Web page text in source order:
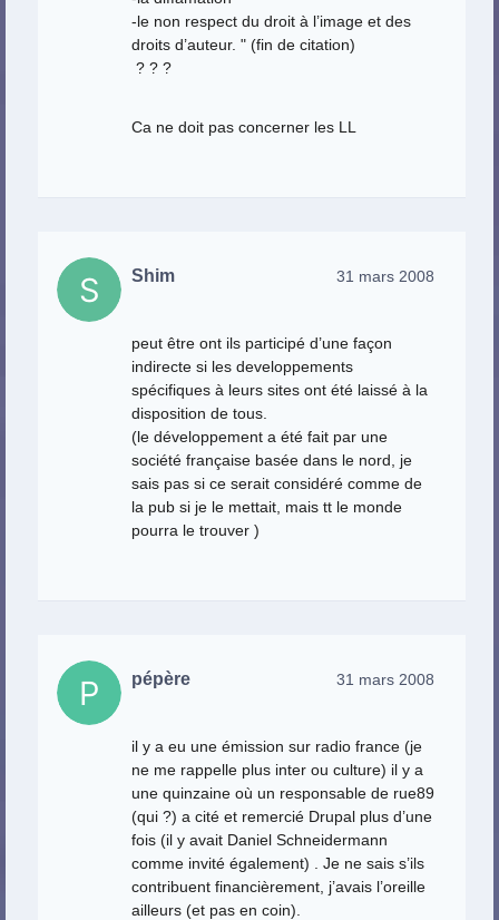
-le non respect du droit à l’image et des
droits d’auteur. " (fin de citation)
? ? ?
Ca ne doit pas concerner les LL
Shim 31 mars 2008
peut être ont ils participé d’une façon
indirecte si les developpements
spécifiques à leurs sites ont été laissé à la
disposition de tous.
(le développement a été fait par une
société française basée dans le nord, je
sais pas si ce serait considéré comme de
la pub si je le mettait, mais tt le monde
pourra le trouver )
pépère 31 mars 2008
il y a eu une émission sur radio france (je
ne me rappelle plus inter ou culture) il y a
une quinzaine où un responsable de rue89
(qui ?) a cité et remercié Drupal plus d’une
fois (il y avait Daniel Schneidermann
comme invité également) . Je ne sais s’ils
contribuent financièrement, j’avais l’oreille
ailleurs (et pas en coin).